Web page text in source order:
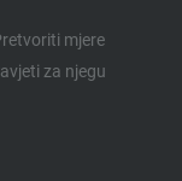
mjere
za njegu